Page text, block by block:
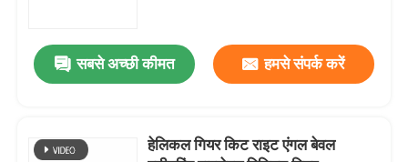
सबसे अच्छी कीमत हमसे संपर्क करें
हेलिकल गियर किट राइट एंगल बेवल